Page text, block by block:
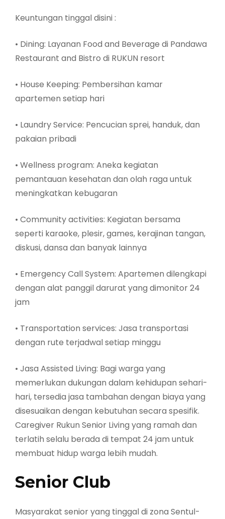
Keuntungan tinggal disini :
• Dining: Layanan Food and Beverage di Pandawa
Restaurant and Bistro di RUKUN resort
• House Keeping: Pembersihan kamar
apartemen setiap hari
• Laundry Service: Pencucian sprei, handuk, dan
pakaian pribadi
• Wellness program: Aneka kegiatan
pemantauan kesehatan dan olah raga untuk
meningkatkan kebugaran
• Community activities: Kegiatan bersama
seperti karaoke, plesir, games, kerajinan tangan,
diskusi, dansa dan banyak lainnya
• Emergency Call System: Apartemen dilengkapi
dengan alat panggil darurat yang dimonitor 24
jam
• Transportation services: Jasa transportasi
dengan rute terjadwal setiap minggu
• Jasa Assisted Living: Bagi warga yang
memerlukan dukungan dalam kehidupan sehari-
hari, tersedia jasa tambahan dengan biaya yang
disesuaikan dengan kebutuhan secara spesifik.
Caregiver Rukun Senior Living yang ramah dan
terlatih selalu berada di tempat 24 jam untuk
membuat hidup warga lebih mudah.
Senior Club
Masyarakat senior yang tinggal di zona Sentul-